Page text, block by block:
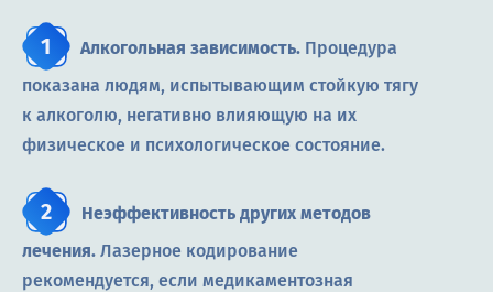
Алкогольная зависимость. Процедура
показана людям, испытывающим стойкую тягу
к алкоголю, негативно влияющую на их
физическое и психологическое состояние.
Неэффективность других методов
лечения. Лазерное кодирование
рекомендуется, если медикаментозная